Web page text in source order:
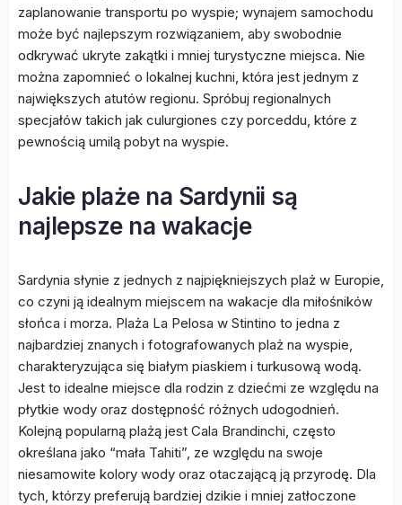
zaplanowanie transportu po wyspie; wynajem samochodu
może być najlepszym rozwiązaniem, aby swobodnie
odkrywać ukryte zakątki i mniej turystyczne miejsca. Nie
można zapomnieć o lokalnej kuchni, która jest jednym z
największych atutów regionu. Spróbuj regionalnych
specjałów takich jak culurgiones czy porceddu, które z
pewnością umilą pobyt na wyspie.
Jakie plaże na Sardynii są
najlepsze na wakacje
Sardynia słynie z jednych z najpiękniejszych plaż w Europie,
co czyni ją idealnym miejscem na wakacje dla miłośników
słońca i morza. Plaża La Pelosa w Stintino to jedna z
najbardziej znanych i fotografowanych plaż na wyspie,
charakteryzująca się białym piaskiem i turkusową wodą.
Jest to idealne miejsce dla rodzin z dziećmi ze względu na
płytkie wody oraz dostępność różnych udogodnień.
Kolejną popularną plażą jest Cala Brandinchi, często
określana jako “mała Tahiti”, ze względu na swoje
niesamowite kolory wody oraz otaczającą ją przyrodę. Dla
tych, którzy preferują bardziej dzikie i mniej zatłoczone